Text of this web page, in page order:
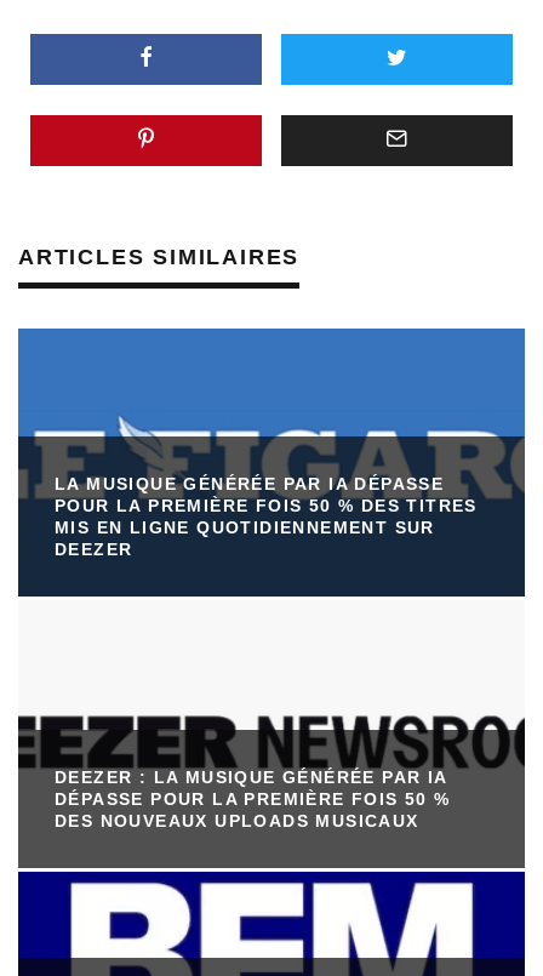
ARTICLES SIMILAIRES
LA MUSIQUE GÉNÉRÉE PAR IA DÉPASSE
POUR LA PREMIÈRE FOIS 50 % DES TITRES
MIS EN LIGNE QUOTIDIENNEMENT SUR
DEEZER
DEEZER : LA MUSIQUE GÉNÉRÉE PAR IA
DÉPASSE POUR LA PREMIÈRE FOIS 50 %
DES NOUVEAUX UPLOADS MUSICAUX